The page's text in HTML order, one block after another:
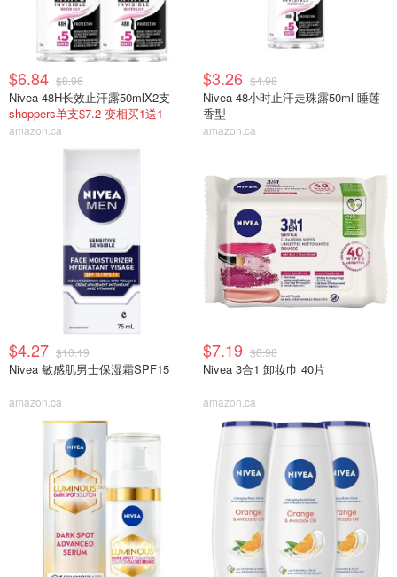
$6.84 $8.96
Nivea 48H长效止汗露50mlX2支
shoppers单支$7.2 变相买1送1
amazon.ca
$3.26 $4.98
Nivea 48小时止汗走珠露50ml 睡莲
香型
amazon.ca
$4.27 $10.19
Nivea 敏感肌男士保湿霜SPF15
amazon.ca
$7.19 $8.98
Nivea 3合1 卸妆巾 40片
amazon.ca